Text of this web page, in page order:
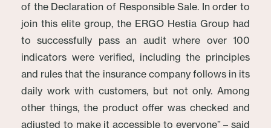
of the Declaration of Responsible Sale. In order to
join this elite group, the ERGO Hestia Group had
to successfully pass an audit where over 100
indicators were verified, including the principles
and rules that the insurance company follows in its
daily work with customers, but not only. Among
other things, the product offer was checked and
adjusted to make it accessible to everyone” – said